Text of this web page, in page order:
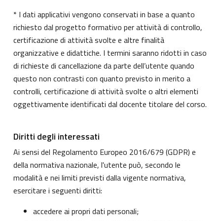
* I dati applicativi vengono conservati in base a quanto
richiesto dal progetto formativo per attività di controllo,
certificazione di attività svolte e altre finalità
organizzative e didattiche. I termini saranno ridotti in caso
di richieste di cancellazione da parte dell’utente quando
questo non contrasti con quanto previsto in merito a
controlli, certificazione di attività svolte o altri elementi
oggettivamente identificati dal docente titolare del corso.
Diritti degli interessati
Ai sensi del Regolamento Europeo 2016/679 (GDPR) e
della normativa nazionale, l'utente può, secondo le
modalità e nei limiti previsti dalla vigente normativa,
esercitare i seguenti diritti:
accedere ai propri dati personali;